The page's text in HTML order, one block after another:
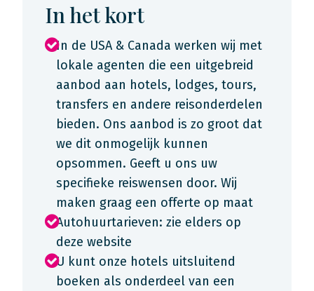
In het kort
In de USA & Canada werken wij met
lokale agenten die een uitgebreid
aanbod aan hotels, lodges, tours,
transfers en andere reisonderdelen
bieden. Ons aanbod is zo groot dat
we dit onmogelijk kunnen
opsommen. Geeft u ons uw
specifieke reiswensen door. Wij
maken graag een offerte op maat
Autohuurtarieven: zie elders op
deze website
U kunt onze hotels uitsluitend
boeken als onderdeel van een